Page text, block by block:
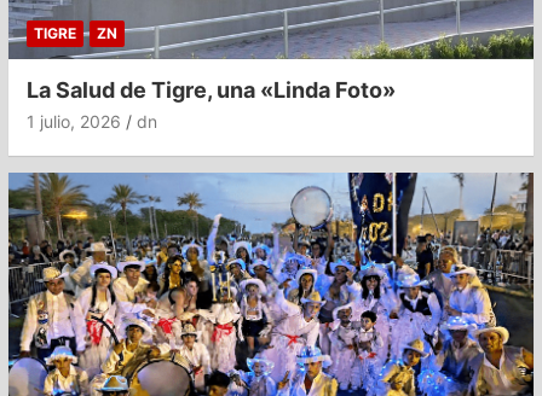
TIGRE ZN
La Salud de Tigre, una «Linda Foto»
1 julio, 2026 dn